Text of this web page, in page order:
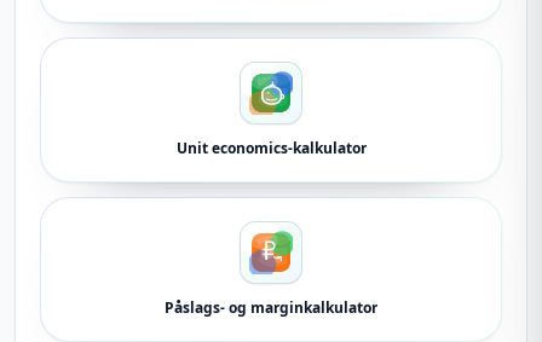
Unit economics-kalkulator
Påslags- og marginkalkulator